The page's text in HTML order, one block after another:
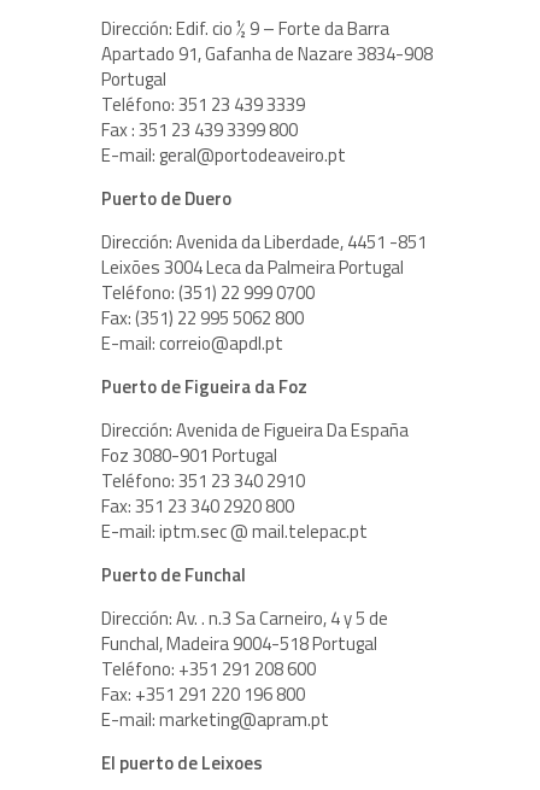
Dirección: Edif. cio ½ 9 – Forte da Barra
Apartado 91, Gafanha de Nazare 3834-908
Portugal
Teléfono: 351 23 439 3339
Fax : 351 23 439 3399 800
E-mail: geral@portodeaveiro.pt
Puerto de Duero
Dirección: Avenida da Liberdade, 4451 -851
Leixões 3004 Leca da Palmeira Portugal
Teléfono: (351) 22 999 0700
Fax: (351) 22 995 5062 800
E-mail: correio@apdl.pt
Puerto de Figueira da Foz
Dirección: Avenida de Figueira Da España
Foz 3080-901 Portugal
Teléfono: 351 23 340 2910
Fax: 351 23 340 2920 800
E-mail: iptm.sec @ mail.telepac.pt
Puerto de Funchal
Dirección: Av. . n.3 Sa Carneiro, 4 y 5 de
Funchal, Madeira 9004-518 Portugal
Teléfono: +351 291 208 600
Fax: +351 291 220 196 800
E-mail: marketing@apram.pt
El puerto de Leixoes